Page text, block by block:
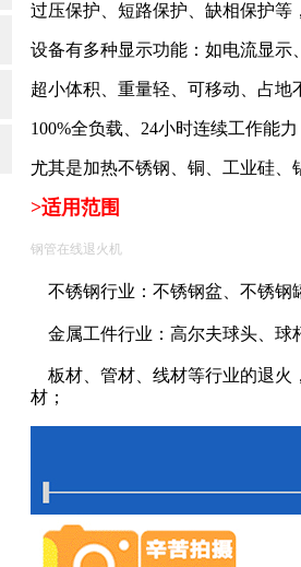
过压保护、短路保护、缺相保护等
设备有多种显示功能：如电流显示
超小体积、重量轻、可移动、占地
100%全负载、24小时连续工作能力
尤其是加热不锈钢、铜、工业硅、
>适用范围
钢管在线退火机
不锈钢行业：不锈钢盆、不锈钢
金属工件行业：高尔夫球头、球
板材、管材、线材等行业的退火
材；